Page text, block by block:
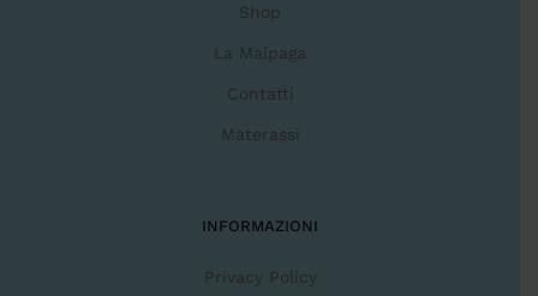
Shop
La Malpaga
Contatti
Materassi
INFORMAZIONI
Privacy Policy